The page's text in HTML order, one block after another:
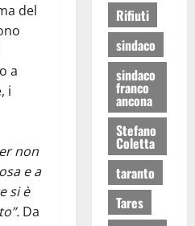
del
a
i
non
e a
si è
Da
Rifiuti
sindaco
sindaco
franco
ancona
Stefano
Coletta
taranto
Tares